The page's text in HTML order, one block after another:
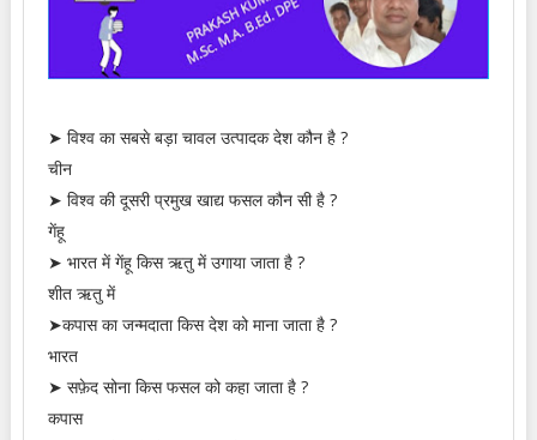
➤ विश्व का सबसे बड़ा चावल उत्पादक देश कौन है ?
चीन
➤ विश्व की दूसरी प्रमुख खाद्य फसल कौन सी है ?
गेंहू
➤ भारत में गेंहू किस ऋतु में उगाया जाता है ?
शीत ऋतु में
➤कपास का जन्मदाता किस देश को माना जाता है ?
भारत
➤ सफ़ेद सोना किस फसल को कहा जाता है ?
कपास